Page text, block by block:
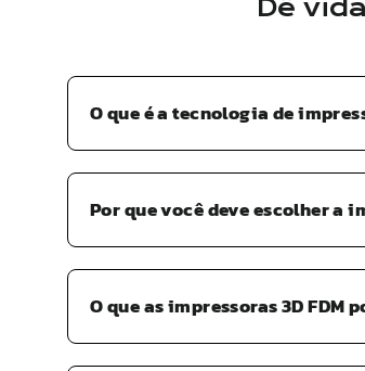
Dê
O que é a tecnologia de
Por que você deve escolher a
O que as impressoras 3D FDM